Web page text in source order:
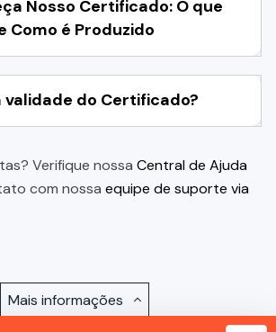
Nosso Certificado: O que
Como é Produzido
validade do Certificado?
Verifique nossa Central de Ajuda
com nossa equipe de suporte via
Mais informações